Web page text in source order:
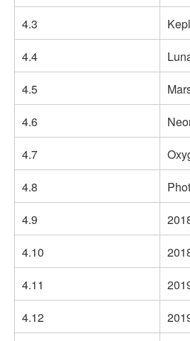
4.3
4.4
4.5
4.6
4.7
4.8
4.9
4.10
4.11
4.12